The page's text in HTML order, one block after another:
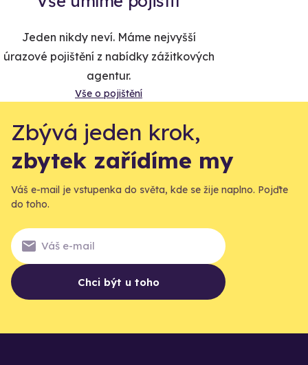
Jeden nikdy neví. Máme nejvyšší
úrazové pojištění z nabídky zážitkových
agentur.
Vše o pojištění
Zbývá jeden krok,
zbytek zařídíme my
Váš e-mail je vstupenka do světa, kde se žije naplno. Pojďte
do toho.
Chci být u toho